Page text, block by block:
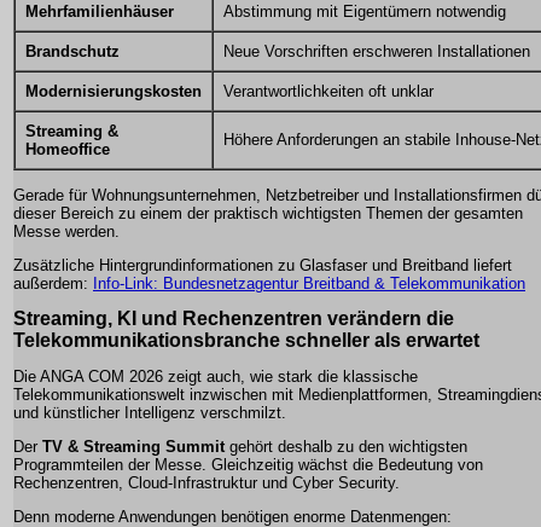
Mehrfamilienhäuser Abstimmung mit Eigentümern notwendig
Brandschutz Neue Vorschriften erschweren Installationen
Modernisierungskosten Verantwortlichkeiten oft unklar
Streaming &
Homeoffice
Höhere Anforderungen an stabile Inhouse-
Gerade für Wohnungsunternehmen, Netzbetreiber und Installationsfirmen
dieser Bereich zu einem der praktisch wichtigsten Themen der gesamten
Messe werden.
Zusätzliche Hintergrundinformationen zu Glasfaser und Breitband liefert
außerdem: Info-Link: Bundesnetzagentur Breitband & Telekommunikation
Streaming, KI und Rechenzentren verändern die
Telekommunikationsbranche schneller als erwartet
Die ANGA COM 2026 zeigt auch, wie stark die klassische
Telekommunikationswelt inzwischen mit Medienplattformen,
und künstlicher Intelligenz verschmilzt.
Der TV & Streaming Summit gehört deshalb zu den wichtigsten
Programmteilen der Messe. Gleichzeitig wächst die Bedeutung von
Rechenzentren, Cloud-Infrastruktur und Cyber Security.
Denn moderne Anwendungen benötigen enorme Datenmengen: